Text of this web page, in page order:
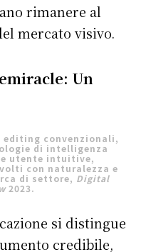
rimanere al
mercato visivo.
Un
editing convenzionali,
di intelligenza
utente intuitive,
con naturalezza e
di settore, Digital
2023.
si distingue
credibile,